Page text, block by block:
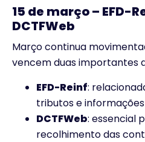
15 de março – EFD-
DCTFWeb
Março continua
vencem duas importantes
EFD-Reinf:
tributos e informações
DCTFWeb: essencial
recolhimento das